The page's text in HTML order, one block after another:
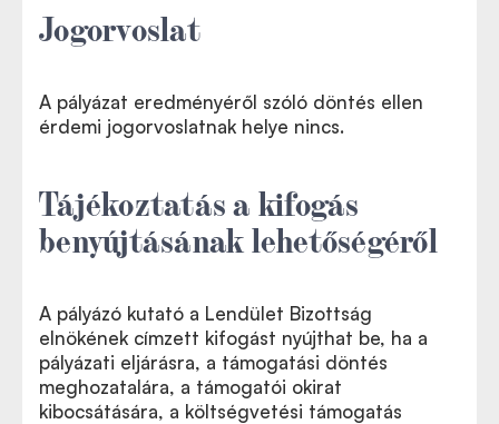
Jogorvoslat
A pályázat eredményéről szóló döntés ellen
érdemi jogorvoslatnak helye nincs.
Tájékoztatás a kifogás
benyújtásának lehetőségéről
A pályázó kutató a Lendület Bizottság
elnökének címzett kifogást nyújthat be, ha a
pályázati eljárásra, a támogatási döntés
meghozatalára, a támogatói okirat
kibocsátására, a költségvetési támogatás